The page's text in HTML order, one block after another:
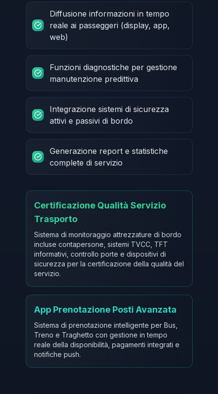
Diffusione informazioni in tempo
reale ai passeggeri (display, app,
web)
Funzioni diagnostiche per gestione
manutenzione predittiva
Integrazione sistemi di sicurezza
attivi e passivi di bordo
Generazione report e statistiche
complete di servizio
Certificazione Qualità Servizio
Trasporto
Sistema di monitoraggio attrezzature di bordo
incluse contapersone, sistemi TVCC, TFT
informativi, controllo porte e dispositivi di
sicurezza per la certificazione della qualità del
servizio.
App Prenotazione Posti Avanzata
Sistema di prenotazione intelligente per Bus,
Treno e Traghetto con gestione in tempo
reale della disponibilità, pagamenti integrati e
notifiche push.